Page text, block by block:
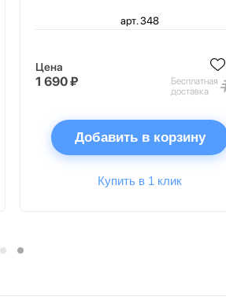
арт. 348
Цена
1 690 ₽
Бесплатная
доставка
Добавить в корзину
Купить в 1 клик